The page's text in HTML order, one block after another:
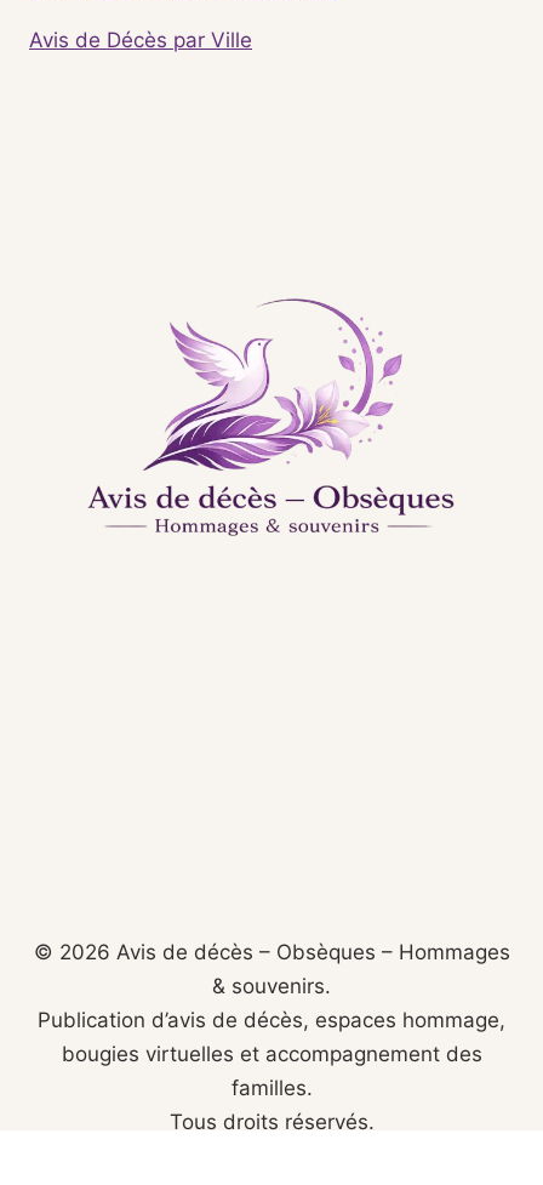
Avis de Décès par Ville
© 2026 Avis de décès – Obsèques – Hommages
& souvenirs.
Publication d’avis de décès, espaces hommage,
bougies virtuelles et accompagnement des
familles.
Tous droits réservés.